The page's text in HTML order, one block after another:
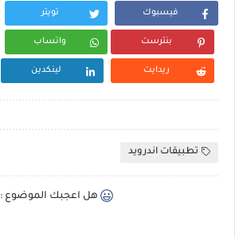
فيسبوك تويتر
بنترست واتساب
ريدايت لينكدين
تطبيقات اندرويد
هل اعجبك الموضوع :